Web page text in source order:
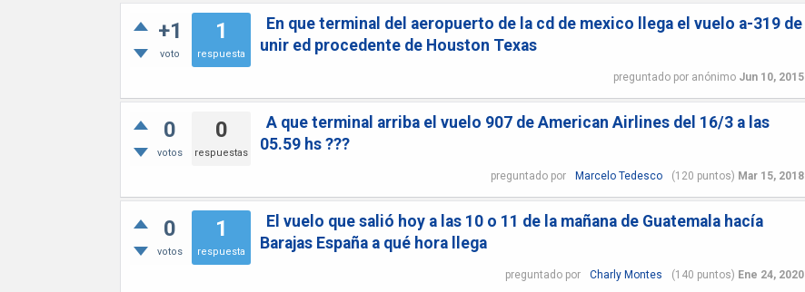
+1
voto
1
respuesta
En que terminal del aeropuerto de la cd de mexico llega el vuelo a-319 de
unir ed procedente de Houston Texas
preguntado por anónimo Jun 10, 2015
0
votos
0
respuestas
A que terminal arriba el vuelo 907 de American Airlines del 16/3 a las
05.59 hs ???
preguntado por Marcelo Tedesco (120 puntos) Mar 15, 2018
0
votos
1
respuesta
El vuelo que salió hoy a las 10 o 11 de la mañana de Guatemala hacía
Barajas España a qué hora llega
preguntado por Charly Montes (140 puntos) Ene 24, 2020